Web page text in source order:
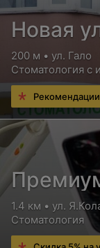
Новая
200 м • ул. Гало
Стоматология с
1.4 км • ул.
Стоматология